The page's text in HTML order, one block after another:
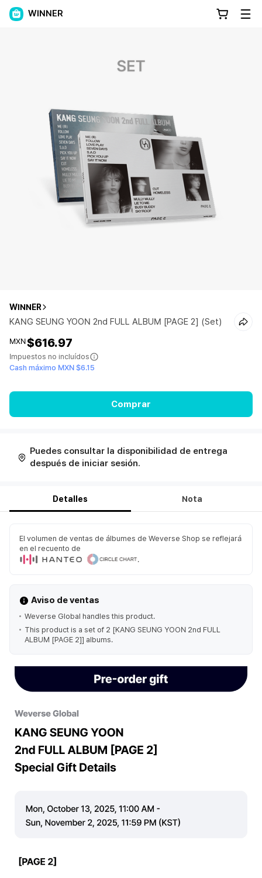
WINNER
WINNER
KANG SEUNG YOON 2nd FULL ALBUM [PAGE 2] (Set)
MXN$616.97
Impuestos no incluídos
Cash máximo MXN $6.15
Comprar
Puedes consultar la disponibilidad de entrega
después de iniciar sesión.
Detalles Nota
El volumen de ventas de álbumes de Weverse Shop se reflejará
en el recuento de
.
Aviso de ventas
Weverse Global handles this product.
This product is a set of 2 [KANG SEUNG YOON 2nd FULL
ALBUM [PAGE 2]] albums.